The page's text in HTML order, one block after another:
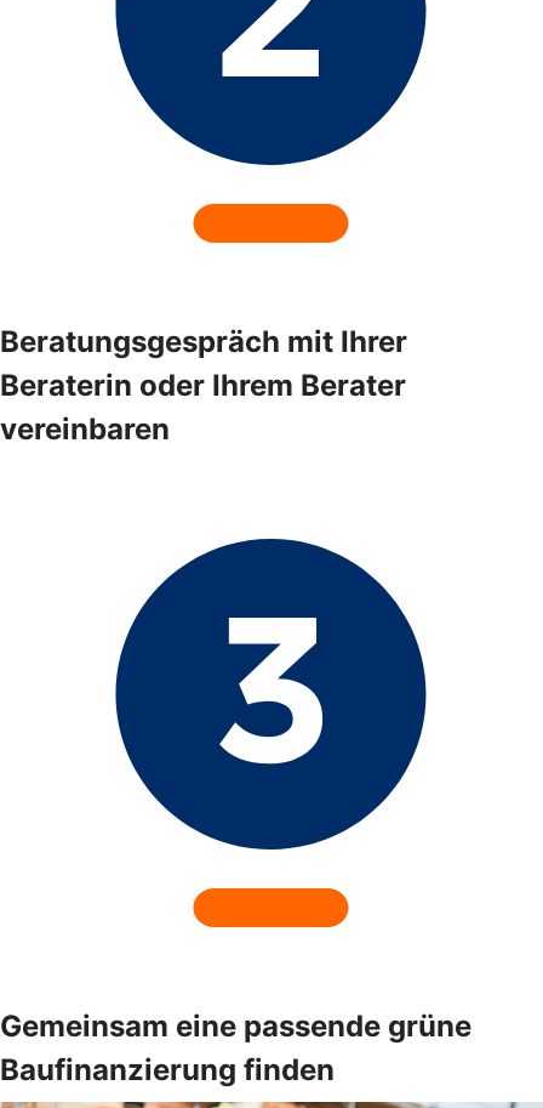
Beratungsgespräch mit Ihrer
Beraterin oder Ihrem Berater
vereinbaren
Gemeinsam eine passende grüne
Baufinanzierung finden